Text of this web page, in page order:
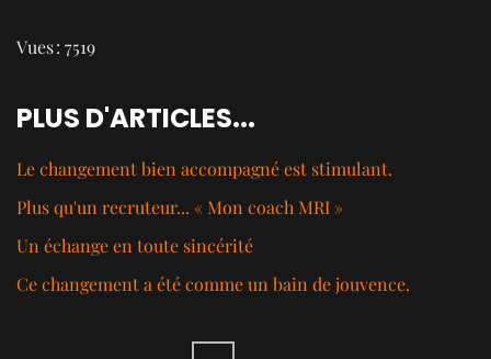
Vues : 7519
PLUS D'ARTICLES...
Le changement bien accompagné est stimulant.
Plus qu'un recruteur... « Mon coach MRI »
Un échange en toute sincérité
Ce changement a été comme un bain de jouvence.